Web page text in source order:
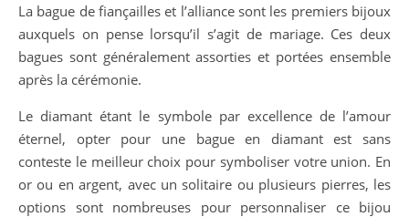
La bague de fiançailles et l’alliance sont les premiers bijoux
auxquels on pense lorsqu’il s’agit de mariage. Ces deux
bagues sont généralement assorties et portées ensemble
après la cérémonie.
Le diamant étant le symbole par excellence de l’amour
éternel, opter pour une bague en diamant est sans
conteste le meilleur choix pour symboliser votre union. En
or ou en argent, avec un solitaire ou plusieurs pierres, les
options sont nombreuses pour personnaliser ce bijou